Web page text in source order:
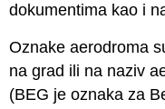
dokumentima kao i
Oznake aerodroma
na grad ili na naziv
(BEG je oznaka za